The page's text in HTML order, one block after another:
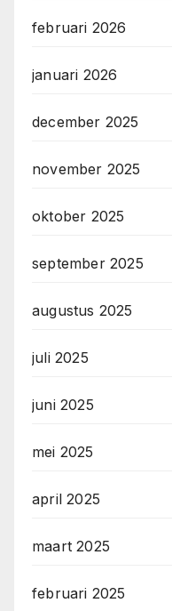
februari 2026
januari 2026
december 2025
november 2025
oktober 2025
september 2025
augustus 2025
juli 2025
juni 2025
mei 2025
april 2025
maart 2025
februari 2025